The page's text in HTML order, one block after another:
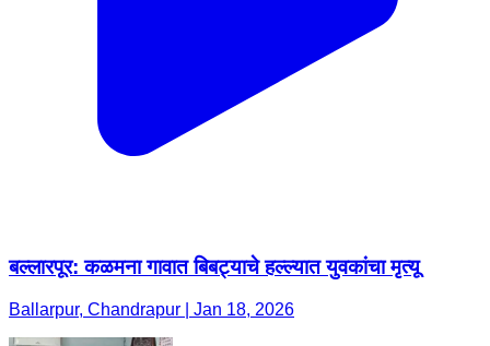
बल्लारपूर: कळमना गावात बिबट्याचे हल्ल्यात युवकांचा मृत्यू
Ballarpur, Chandrapur | Jan 18, 2026